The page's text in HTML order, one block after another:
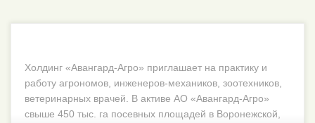
Холдинг «Авангард-Агро» приглашает на практику и
работу агрономов, инженеров-механиков, зоотехников,
ветеринарных врачей. В активе АО «Авангард-Агро»
свыше 450 тыс. га посевных площадей в Воронежской,